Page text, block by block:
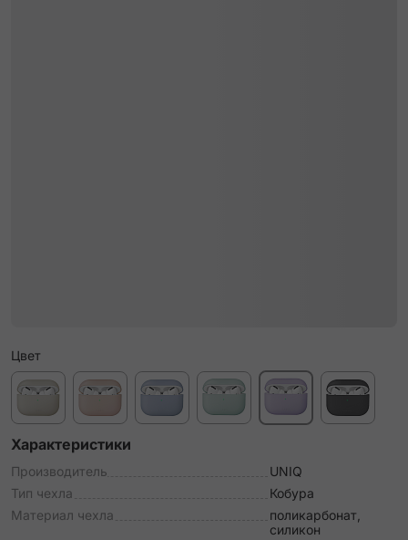
Цвет
Характеристики
Производитель
UNIQ
Тип чехла
Кобура
Материал чехла
поликарбонат,
силикон